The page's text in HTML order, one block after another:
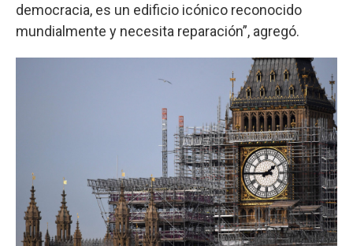
democracia, es un edificio icónico reconocido
mundialmente y necesita reparación”, agregó.